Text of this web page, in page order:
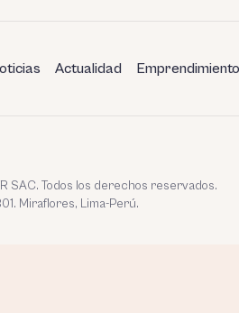
Actualidad
SAC. Todos los derechos reservados.
Miraflores, Lima-Perú.